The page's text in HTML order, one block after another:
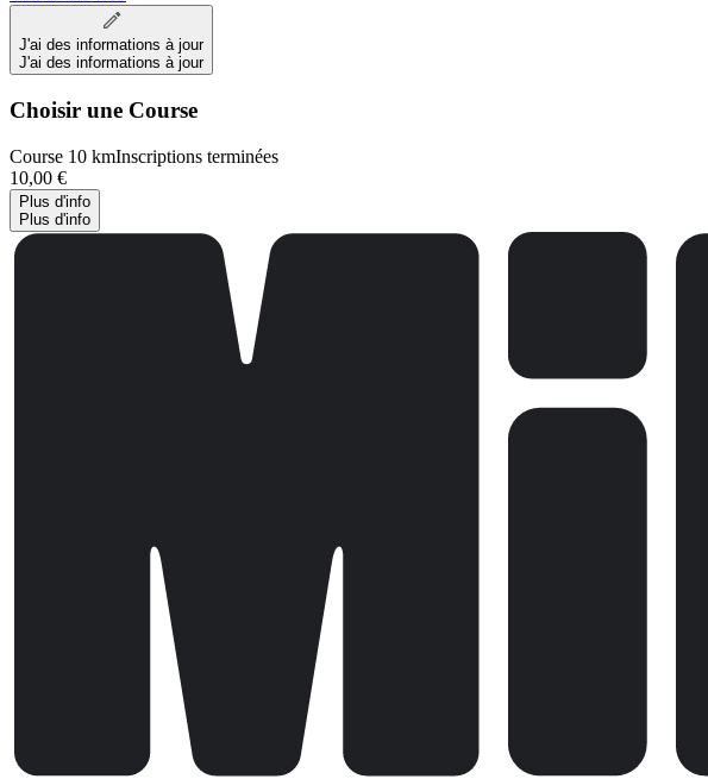
J'ai des informations à jour
J'ai des informations à jour
Choisir une Course
Course 10 kmInscriptions terminées
10,00 €
Plus d'info
Plus d'info